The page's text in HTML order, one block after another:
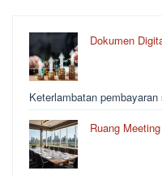
Dokumen
Keterlambatan
Ruang